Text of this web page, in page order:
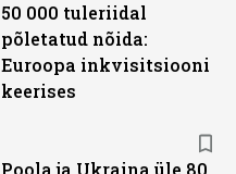
50 000 tuleriidal
põletatud nõida:
Euroopa inkvisitsiooni
keerises
Poola ja Ukraina üle 80